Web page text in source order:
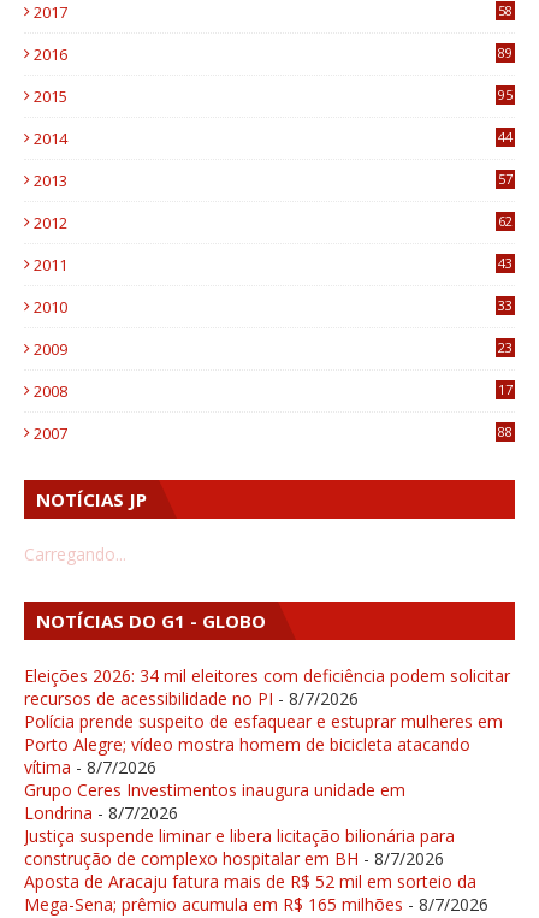
2017
58
2016
89
2015
95
2014
44
2013
57
2012
62
2011
43
2010
33
2009
23
2008
17
2007 88
NOTÍCIAS JP
Carregando...
NOTÍCIAS DO G1 - GLOBO
Eleições 2026: 34 mil eleitores com deficiência podem solicitar
recursos de acessibilidade no PI - 8/7/2026
Polícia prende suspeito de esfaquear e estuprar mulheres em
Porto Alegre; vídeo mostra homem de bicicleta atacando
vítima - 8/7/2026
Grupo Ceres Investimentos inaugura unidade em
Londrina - 8/7/2026
Justiça suspende liminar e libera licitação bilionária para
construção de complexo hospitalar em BH - 8/7/2026
Aposta de Aracaju fatura mais de R$ 52 mil em sorteio da
Mega-Sena; prêmio acumula em R$ 165 milhões - 8/7/2026